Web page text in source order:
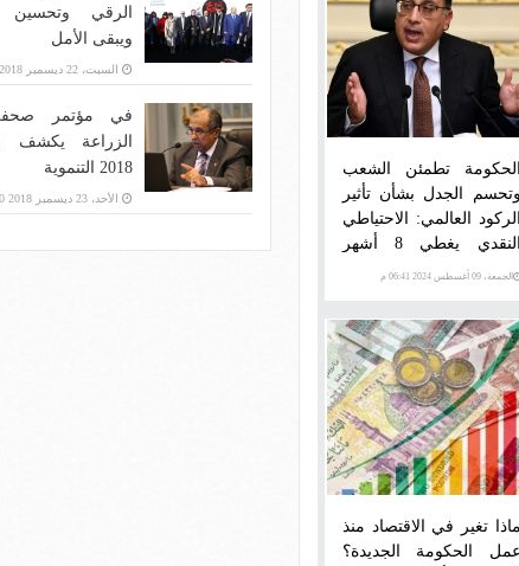
الحكومة تطمئن الشعب
وتحسم الجدل بشأن تأثير
الركود العالمي: الاحتياطي
النقدي يغطي 8 أشهر
وخروج الأموال الساخنة
الجمعة، 09 أغسطس 2024 06:41 م
ماذا تغير في الاقتصاد منذ
عمل الحكومة الجديدة؟
الرقي وتحسين
ويبقى الأمل
السبت، 22 ديسمبر 2018 01:00 م
في مؤتمر
الزراعة يكشف
2018 التنموية
الأحد، 23 ديسمبر 2018 06:00 م